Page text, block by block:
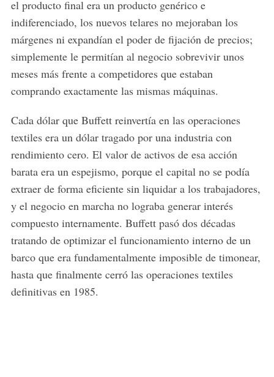
el producto final era un producto genérico e
indiferenciado, los nuevos telares no mejoraban los
márgenes ni expandían el poder de fijación de precios;
simplemente le permitían al negocio sobrevivir unos
meses más frente a competidores que estaban
comprando exactamente las mismas máquinas.
Cada dólar que Buffett reinvertía en las operaciones
textiles era un dólar tragado por una industria con
rendimiento cero. El valor de activos de esa acción
barata era un espejismo, porque el capital no se podía
extraer de forma eficiente sin liquidar a los trabajadores,
y el negocio en marcha no lograba generar interés
compuesto internamente. Buffett pasó dos décadas
tratando de optimizar el funcionamiento interno de un
barco que era fundamentalmente imposible de timonear,
hasta que finalmente cerró las operaciones textiles
definitivas en 1985.